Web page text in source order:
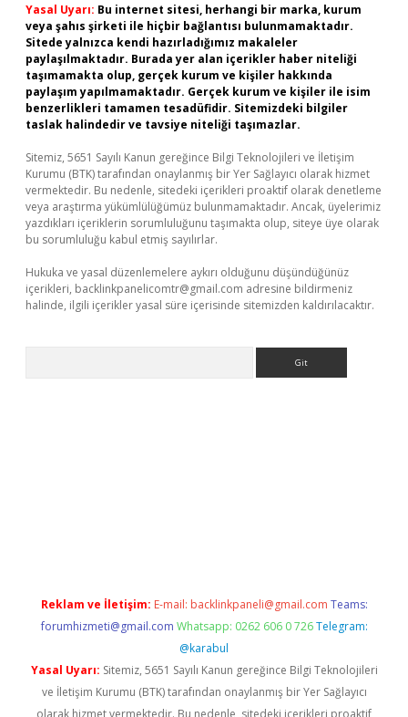
Yasal Uyarı: Bu internet sitesi, herhangi bir marka, kurum
veya şahıs şirketi ile hiçbir bağlantısı bulunmamaktadır.
Sitede yalnızca kendi hazırladığımız makaleler
paylaşılmaktadır. Burada yer alan içerikler haber niteliği
taşımamakta olup, gerçek kurum ve kişiler hakkında
paylaşım yapılmamaktadır. Gerçek kurum ve kişiler ile isim
benzerlikleri tamamen tesadüfidir. Sitemizdeki bilgiler
taslak halindedir ve tavsiye niteliği taşımazlar.
Sitemiz, 5651 Sayılı Kanun gereğince Bilgi Teknolojileri ve İletişim
Kurumu (BTK) tarafından onaylanmış bir Yer Sağlayıcı olarak hizmet
vermektedir. Bu nedenle, sitedeki içerikleri proaktif olarak denetleme
veya araştırma yükümlülüğümüz bulunmamaktadır. Ancak, üyelerimiz
yazdıkları içeriklerin sorumluluğunu taşımakta olup, siteye üye olarak
bu sorumluluğu kabul etmiş sayılırlar.
Hukuka ve yasal düzenlemelere aykırı olduğunu düşündüğünüz
içerikleri, backlinkpanelicomtr@gmail.com adresine bildirmeniz
halinde, ilgili içerikler yasal süre içerisinde sitemizden kaldırılacaktır.
Reklam ve İletişim: E-mail: backlinkpaneli@gmail.com Teams:
forumhizmeti@gmail.com Whatsapp: 0262 606 0 726 Telegram:
@karabul
Yasal Uyarı: Sitemiz, 5651 Sayılı Kanun gereğince Bilgi Teknolojileri
ve İletişim Kurumu (BTK) tarafından onaylanmış bir Yer Sağlayıcı
olarak hizmet vermektedir. Bu nedenle, sitedeki içerikleri proaktif